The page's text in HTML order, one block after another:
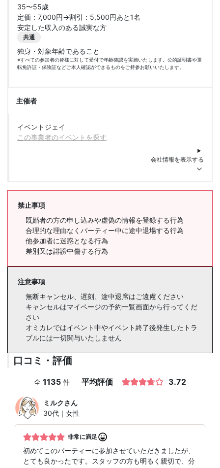
35〜55歳
定価：7,000円→割引：5,500円あと1名
安定した収入のある誠実な方
共通
独身・対象年齢であること
※すべての参加者の皆様に対して受付で年齢確認を実施いたします。公的証明書や運
転免許証・保険証などご本人確認ができるものをご持参お願いいたします。
主催者
イベントジェイ
この事業者のイベントを探す
会社情報を表示する
禁止事項
既婚者の方の申し込みや虚偽の情報を登録する行為
合理的な理由なくパーティー中に途中退場する行為
他参加者に迷惑となる行為
差別又は誹謗中傷する行為
注意事項
無断キャンセル、遅刻、途中退席はご遠慮ください
キャンセルはマイページの予約一覧画面から行ってくだ
さい
オミカレではイベント中やイベント終了後発生したトラ
ブルには一切関与いたしません
口コミ・評価
全 1135 件 平均評価 3.72
ミルクさん
30代｜女性
非常に満足
初めてこのパーティーに参加させていただきましたが、
とても良かったです。スタッフの方も明るく親切で、分